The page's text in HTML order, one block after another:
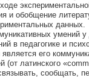
и обобщение
данных.
умений
в педагогике и
его
(от латинского
сообщать,